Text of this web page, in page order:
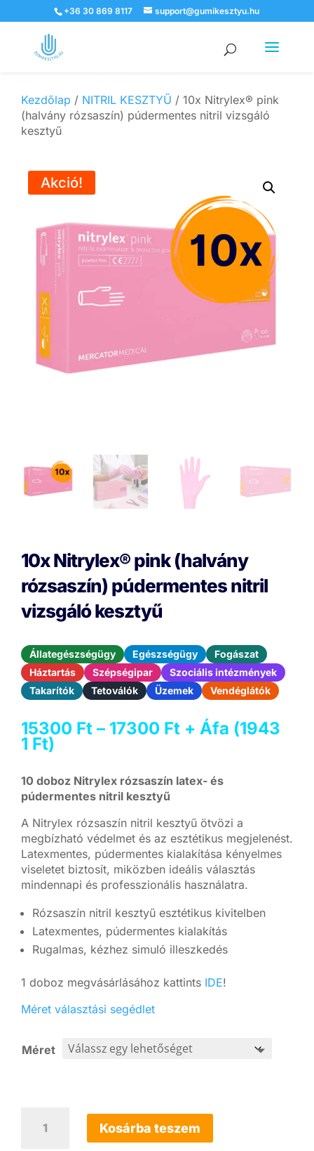
+36 30 869 8117 support@gumikesztyu.hu
Products
search
Kezdőlap / NITRIL KESZTYŰ / 10x Nitrylex® pink
(halvány rózsaszín) púdermentes nitril vizsgáló
kesztyű
Akció!
10x Nitrylex® pink (halvány
rózsaszín) púdermentes nitril
vizsgáló kesztyű
Állategészségügy Egészségügy
Fogászat
Háztartás
Szépségipar
Szociális intézmények
Takarítók
Tetoválók Üzemek Vendéglátók
15300 Ft – 17300 FtÁrtartomány:
15300 Ft
17300 Ft
+ Áfa (1943
1 Ft)
10 doboz Nitrylex rózsaszín latex- és
púdermentes nitril kesztyű
A Nitrylex rózsaszín nitril kesztyű ötvözi a
megbízható védelmet és az esztétikus megjelenést.
Latexmentes, púdermentes kialakítása kényelmes
viseletet biztosít, miközben ideális választás
mindennapi és professzionális használatra.
Rózsaszín nitril kesztyű esztétikus kivitelben
Latexmentes, púdermentes kialakítás
Rugalmas, kézhez simuló illeszkedés
1 doboz megvásárlásához kattints IDE!
Méret választási segédlet
Méret
Nitrylex®
Kosárba teszem